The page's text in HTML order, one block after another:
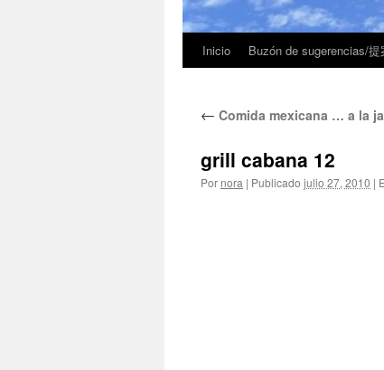
Inicio Buzón de sugerencias/提
← Comida mexicana … a la
grill cabana 12
Por nora | Publicado julio 27, 2010 |